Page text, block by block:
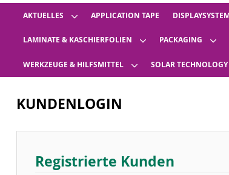
AKTUELLES APPLICATION TAPE
LAMINATE & KASCHIERFOLIEN PACKAGING
WERKZEUGE & HILFSMITTEL SOLAR TECHNOLOGY
KUNDENLOGIN
Registrierte Kunden